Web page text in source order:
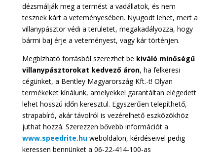
dézsmálják meg a termést a vadállatok, és nem
tesznek kárt a veteményesében. Nyugodt lehet, mert a
villanypásztor védi a területet, megakadályozza, hogy
bármi baj érje a veteményest, vagy kár történjen.
Megbízható forrásból szerezhet be kiváló minőségű
villanypásztorokat kedvező áron, ha felkeresi
cégünket, a Bentley Magyarország Kft.-t! Olyan
termékeket kínálunk, amelyekkel garantáltan elégedett
lehet hosszú időn keresztül. Egyszerűen telepíthető,
strapabíró, akár távolról is vezérelhető eszközökhöz
juthat hozzá. Szerezzen bővebb információt a
www.speedrite.huweboldalon, kérdéseivel pedig
keressen bennünket a 06-22-414-100-as